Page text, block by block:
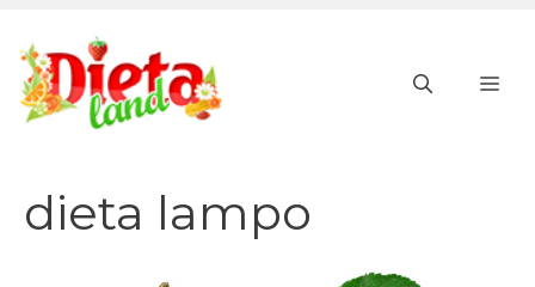
contenuto
dieta lampo